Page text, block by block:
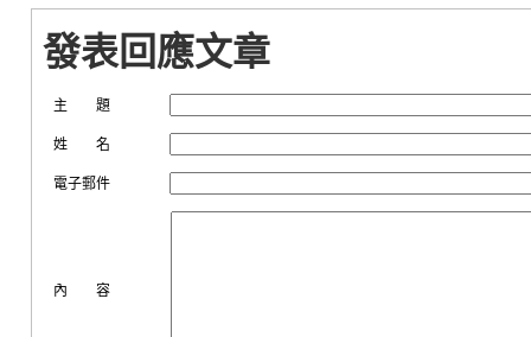
發表回應文章
主 題
姓 名
電子郵件
內 容